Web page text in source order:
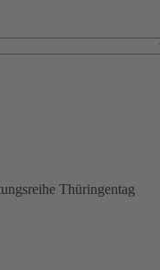
Thüringentag